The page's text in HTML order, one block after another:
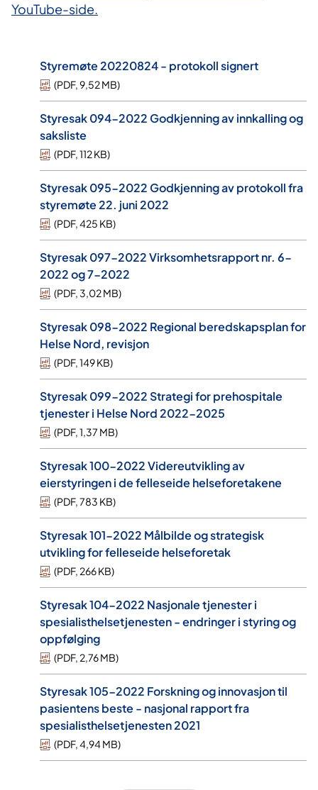
YouTube-side.
Styremøte 20220824 - protokoll signert
(PDF,9,52 MB)
Styresak 094-2022 Godkjenning av innkalling og
saksliste
(PDF,112 KB)
Styresak 095-2022 Godkjenning av protokoll fra
styremøte 22. juni 2022
(PDF,425 KB)
Styresak 097-2022 Virksomhetsrapport nr. 6-
2022 og 7-2022
(PDF, 3,02 MB)
Styresak 098-2022 Regional beredskapsplan for
Helse Nord, revisjon
(PDF,149 KB)
Styresak 099-2022 Strategi for prehospitale
tjenester i Helse Nord 2022-2025
(PDF,1,37 MB)
Styresak 100-2022 Videreutvikling av
eierstyringen i de felleseide helseforetakene
(PDF,783 KB)
Styresak 101-2022 Målbilde og strategisk
utvikling for felleseide helseforetak
(PDF, 266 KB)
Styresak 104-2022 Nasjonale tjenester i
spesialisthelsetjenesten - endringer i styring og
oppfølging
(PDF, 2,76 MB)
Styresak 105-2022 Forskning og innovasjon til
pasientens beste - nasjonal rapport fra
spesialisthelsetjenesten 2021
(PDF,4,94 MB)